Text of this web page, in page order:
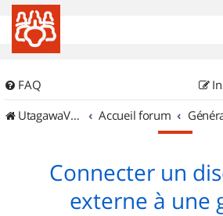
FAQ
UtagawaVTT (Randos VTT et VTTAE avec traces GPS)
Accueil forum
Connecter un
externe à une